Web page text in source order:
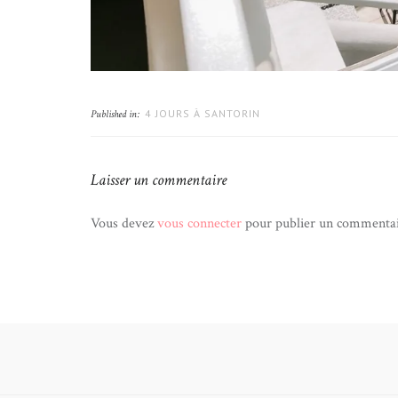
Published in: 4 JOURS À SANTORIN
Laisser un commentaire
Vous devezvous connecterpour publier un